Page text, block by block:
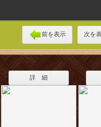
前を表示 次を
詳 細